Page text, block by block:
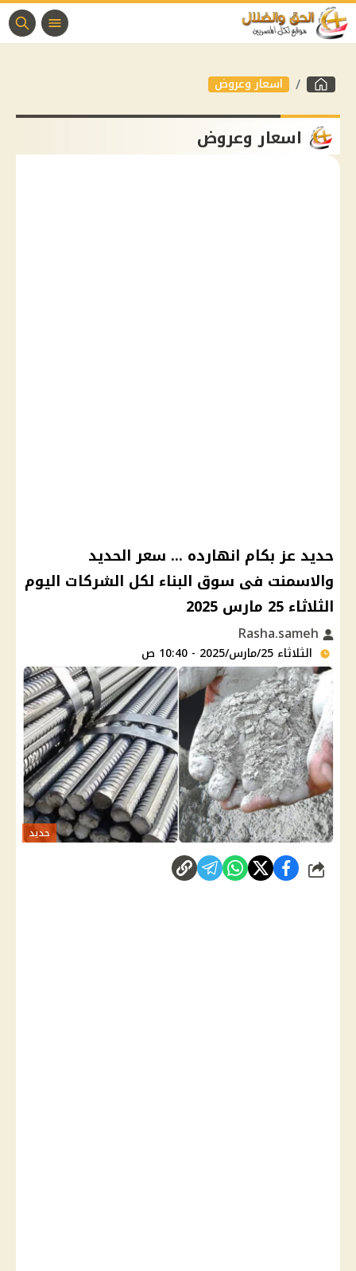
اسعار وعروض
اسعار وعروض
حديد عز بكام انهارده ... سعر الحديد
والاسمنت فى سوق البناء لكل الشركات اليوم
الثلاثاء 25 مارس 2025
الثلاثاء 25/مارس/2025 - 10:40 ص
حديد
شارك